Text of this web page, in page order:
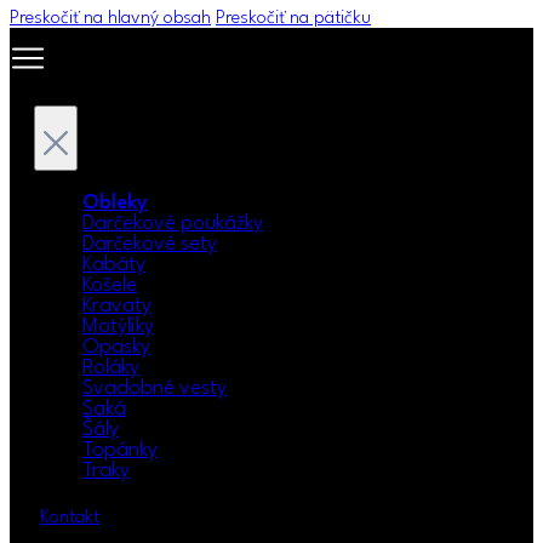
Preskočiť na hlavný obsah Preskočiť na pätičku
Obleky
Darčekové poukážky
Darčekové sety
Kabáty
Košele
Kravaty
Motýliky
Opasky
Roláky
Svadobné vesty
Saká
Šály
Topánky
Traky
Kontakt